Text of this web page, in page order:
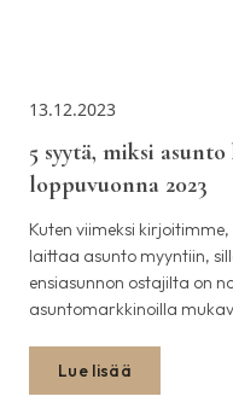
13.12.2023
5 syytä, miksi
loppuvuonna 2023
Kuten viimeksi
laittaa asunto myyntiin,
ensiasunnon ostajilta on
asuntomarkkinoilla
Lue lisää